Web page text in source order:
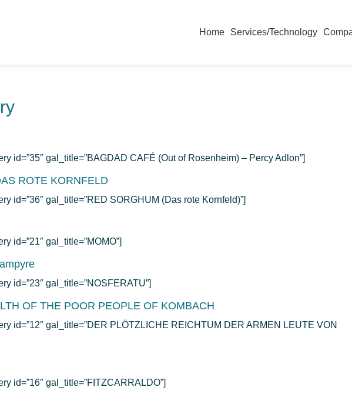
Home Services/Technology
id=”35″ gal_title=”BAGDAD CAFÉ (Out of Rosenheim) – Percy Adlon”]
ROTE KORNFELD
id=”36″ gal_title=”RED SORGHUM (Das rote Kornfeld)”]
id=”21″ gal_title=”MOMO”]
id=”23″ gal_title=”NOSFERATU”]
OF THE POOR PEOPLE OF KOMBACH
id=”12″ gal_title=”DER PLÖTZLICHE REICHTUM DER ARMEN LEUTE VON
id=”16″ gal_title=”FITZCARRALDO”]